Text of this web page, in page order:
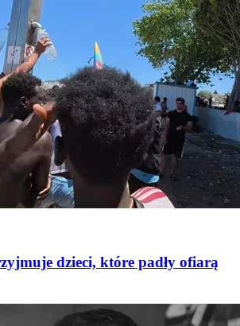
dzieci, które padły ofiarą